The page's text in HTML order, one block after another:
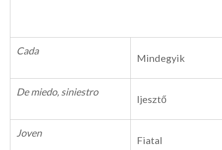
Cada
Mindegyik
De miedo, siniestro
Ijesztő
Joven
Fiatal